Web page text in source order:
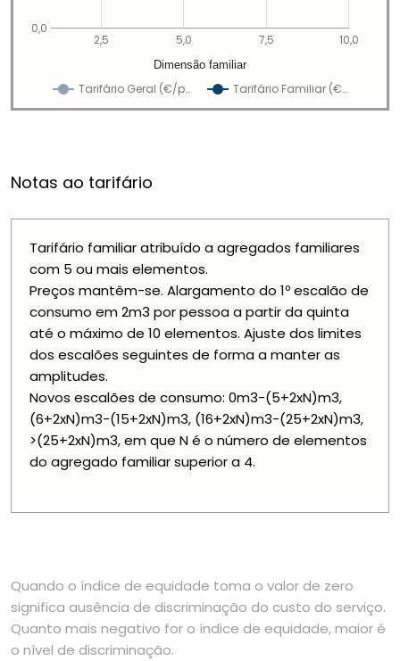
Tarifário Geral (€/p… Tarifário Familiar (€…
2,5 5,0 7,5 10,0
0,0
Dimensão familiar
Notas ao tarifário
Tarifário familiar atribuído a agregados familiares
com 5 ou mais elementos.
Preços mantêm-se. Alargamento do 1º escalão de
consumo em 2m3 por pessoa a partir da quinta
até o máximo de 10 elementos. Ajuste dos limites
dos escalões seguintes de forma a manter as
amplitudes.
Novos escalões de consumo: 0m3-(5+2xN)m3,
(6+2xN)m3-(15+2xN)m3, (16+2xN)m3-(25+2xN)m3,
>(25+2xN)m3, em que N é o número de elementos
do agregado familiar superior a 4.
Quando o índice de equidade toma o valor de zero
significa ausência de discriminação do custo do serviço.
Quanto mais negativo for o índice de equidade, maior é
o nível de discriminação.